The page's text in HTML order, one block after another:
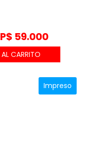
59.000
Impreso